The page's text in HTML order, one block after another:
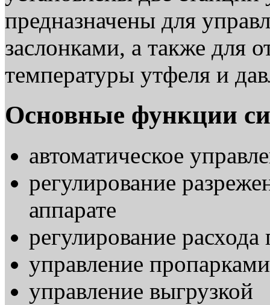
предназначены для
заслонками, а также для
температуры утфеля и
Основные функции
автоматическое
регулирование
аппарате
регулирование расхода
управление пропарками
управление выгрузкой